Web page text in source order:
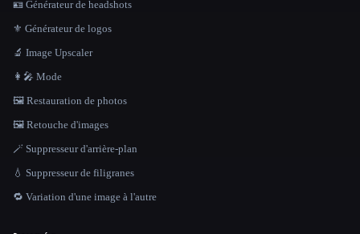
🪪 Générateur de headshots
⚜️ Générateur de logos
🔬 Image Upscaler
👩‍🎤 Mode
🖼️ Restauration de photos
🖼️ Retouche d'images
🪄 Suppresseur d'arrière-plan
💧 Suppresseur de filigranes
🔁 Variation d'une image à l'autre